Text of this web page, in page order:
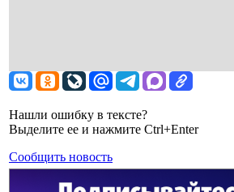
Нашли ошибку в тексте?
Выделите ее и нажмите Ctrl+Enter
Сообщить новость